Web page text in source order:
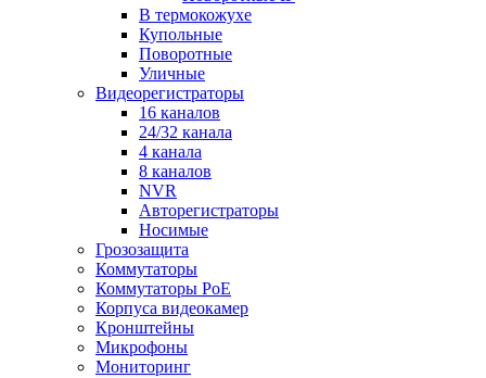
В термокожухе
Купольные
Поворотные
Уличные
Видеорегистраторы
16 каналов
24/32 канала
4 канала
8 каналов
NVR
Авторегистраторы
Носимые
Грозозащита
Коммутаторы
Коммутаторы PoE
Корпуса видеокамер
Кронштейны
Микрофоны
Мониторинг